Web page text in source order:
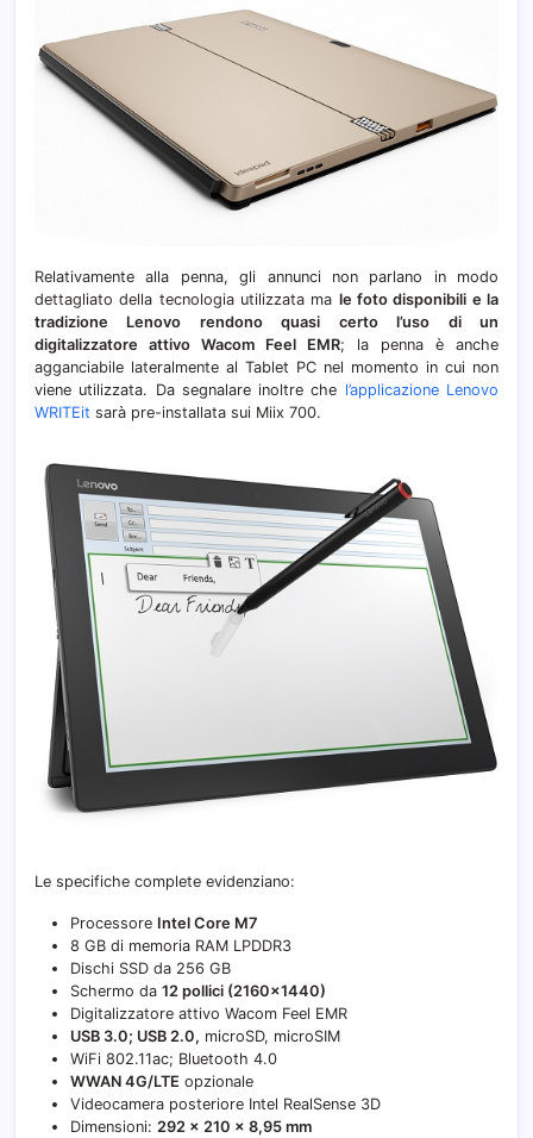
Relativamente alla penna, gli annunci non parlano in modo
dettagliato della tecnologia utilizzata ma le foto disponibili e la
tradizione Lenovo rendono quasi certo l’uso di un
digitalizzatore attivo Wacom Feel EMR; la penna è anche
agganciabile lateralmente al Tablet PC nel momento in cui non
viene utilizzata. Da segnalare inoltre che l’applicazione Lenovo
WRITEit sarà pre-installata sui Miix 700.
Le specifiche complete evidenziano:
Processore Intel Core M7
8 GB di memoria RAM LPDDR3
Dischi SSD da 256 GB
Schermo da 12 pollici (2160×1440)
Digitalizzatore attivo Wacom Feel EMR
USB 3.0; USB 2.0, microSD, microSIM
WiFi 802.11ac; Bluetooth 4.0
WWAN 4G/LTE opzionale
Videocamera posteriore Intel RealSense 3D
Dimensioni: 292 × 210 × 8,95 mm